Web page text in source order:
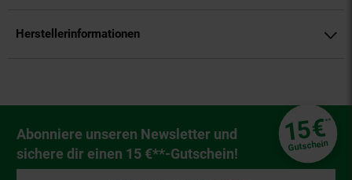
Herstellerinformationen
Newsletter Anmeldung
Abonniere unseren Newsletter und
sichere dir einen 15 €**-Gutschein!
15€**
Gutschein